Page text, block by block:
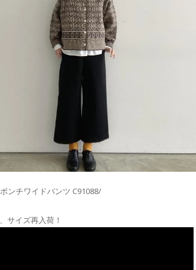
ポンチワイドパンツ C91088/
サイズ再入荷！